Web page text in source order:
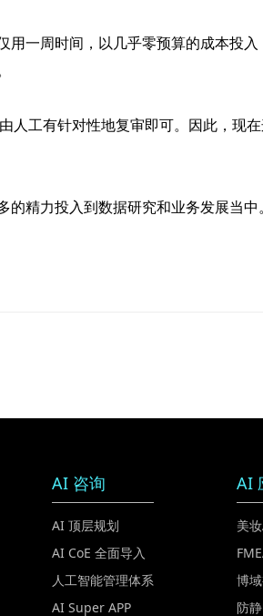
周时间，以几乎零预算的成本投入
工有针对性地复审即可。因此，现
精力投入到数据研究和业务发展当中。
AI 咨询
AI 顶层规划
AI CoE 全面导入
人工智能管理体系
AI Super APP
AI
美
博
防